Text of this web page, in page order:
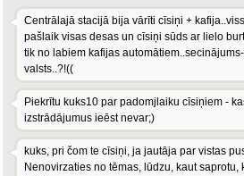
Centrālajā stacijā bija vārīti cīsiņi +
pašlaik visas desas un cīsiņi sūds ar lielo
tik no labiem kafijas
valsts..?!((
Piekrītu kuks10 par padomjlaiku cīsiņiem -
izstrādājumus ieēst nevar;)
kuks, pri čom te cīsiņi, ja jautāja par vistas
Nenovirzaties no tēmas, lūdzu, kaut saprotu,